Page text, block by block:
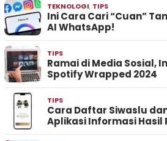
TEKNOLOGI, TIPS
Ini Cara Cari “Cuan”
AI WhatsApp!
TIPS
Ramai di Media Sosial,
Spotify Wrapped 2024
TIPS
Cara Daftar Siwaslu
Aplikasi Informasi Hasil